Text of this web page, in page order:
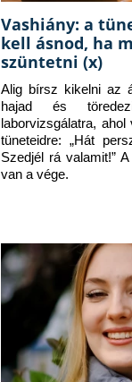
Vashiány: a
kell ásnod, ha
szüntetni (x)
Alig bírsz kikelni az
hajad és
laborvizsgálatra,
tüneteidre: „Hát
Szedjél rá valamit!”
van a vége.